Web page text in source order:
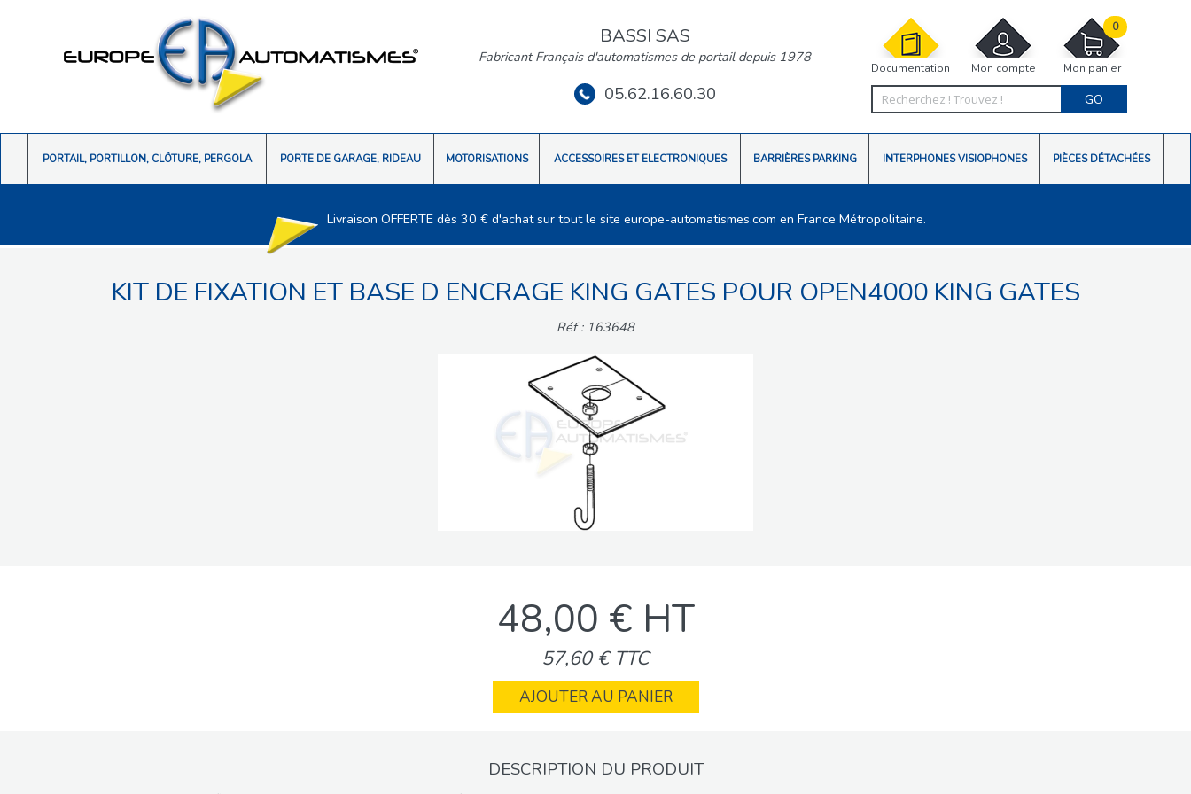
Documentation Mon compte Mon panier
0
GO
BASSI SAS
Fabricant Français d'automatismes de portail depuis 1978
05.62.16.60.30
PORTAIL, PORTILLON, CLÔTURE, PERGOLA PORTE DE GARAGE, RIDEAU MOTORISATIONS ACCESSOIRES ET ELECTRONIQUES BARRIÈRES PARKING INTERPHONES VISIOPHONES PIÈCES DÉTACHÉES
Livraison OFFERTE dès 30 € d'achat sur tout le site europe-automatismes.com en France Métropolitaine.
KIT DE FIXATION ET BASE D ENCRAGE KING GATES POUR OPEN4000 KING GATES
Réf : 163648
48,00 € HT
57,60 € TTC
AJOUTER AU PANIER
DESCRIPTION DU PRODUIT